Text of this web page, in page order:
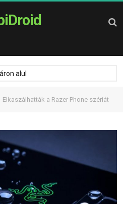
alul
Elkaszálhatták a Razer Phone szériát